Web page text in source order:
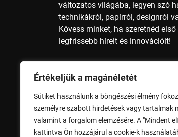
Értékeljük a magánéletét
Sütiket használunk a böngészési élmény
személyre szabott hirdetések vagy tartalmak
valamint a forgalom elemzésére. A "Mindent
kattintva Ön hozzájárul a cookie-k
változatos világába, legyen szó
technikákról, papírról, designról
Kövess minket, ha szeretnéd
legfrissebb híreit és innovációit!
Nyomdai méretek, nyomdai
papírméter, A4 méret, A3 méret,
méret, B2 méret, B1 méret, B0
alapszínek, nyomdai
Adatvédelem